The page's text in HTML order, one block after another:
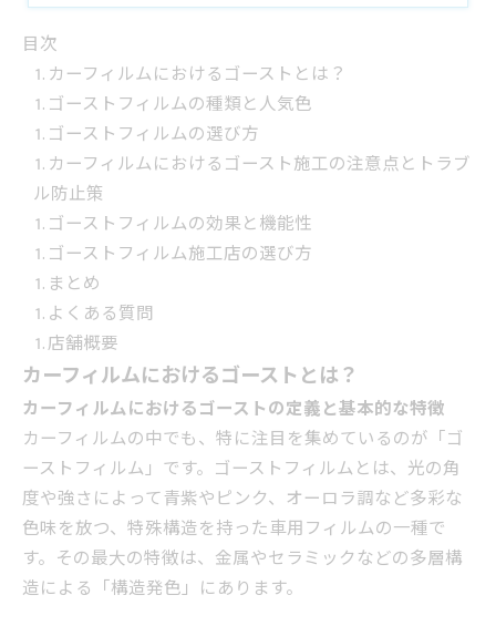
目次
カーフィルムにおけるゴーストとは？
ゴーストフィルムの種類と人気色
ゴーストフィルムの選び方
カーフィルムにおけるゴースト施工の注意点とトラブ
ル防止策
ゴーストフィルムの効果と機能性
ゴーストフィルム施工店の選び方
まとめ
よくある質問
店舗概要
カーフィルムにおけるゴーストとは？
カーフィルムにおけるゴーストの定義と基本的な特徴
カーフィルムの中でも、特に注目を集めているのが「ゴ
ーストフィルム」です。ゴーストフィルムとは、光の角
度や強さによって青紫やピンク、オーロラ調など多彩な
色味を放つ、特殊構造を持った車用フィルムの一種で
す。その最大の特徴は、金属やセラミックなどの多層構
造による「構造発色」にあります。